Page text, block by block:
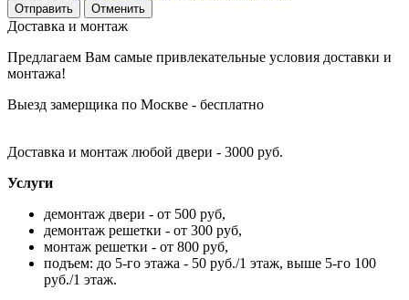
Отменить
Доставка и монтаж
Предлагаем Вам самые привлекательные условия доставки и
монтажа!
Выезд замерщика по Москве - бесплатно
Доставка и монтаж любой двери - 3000 руб.
Услуги
демонтаж двери - от 500 руб,
демонтаж решетки - от 300 руб,
монтаж решетки - от 800 руб,
подъем: до 5-го этажа - 50 руб./1 этаж, выше 5-го 100
руб./1 этаж.